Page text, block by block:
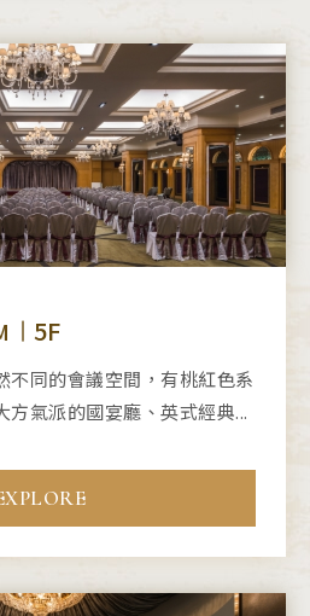
5F
不同的會議空間，有桃紅色系
方氣派的國宴廳、英式經典...